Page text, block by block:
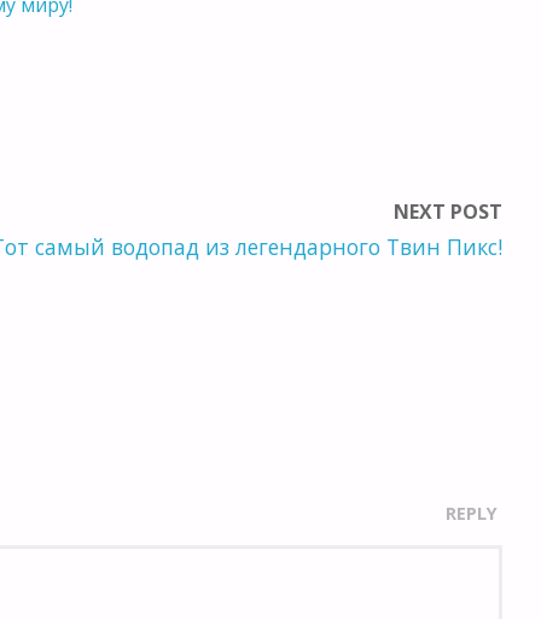
NEXT POST
самый водопад из легендарного Твин Пикс!
REPLY